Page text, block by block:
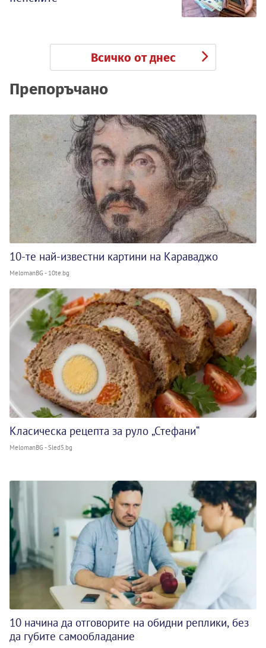
Всичко от днес
Препоръчано
10-те най-известни картини на Караваджо
MelomanBG - 10te.bg
Класическа рецепта за руло „Стефани“
MelomanBG - Sled5.bg
10 начина да отговорите на обидни реплики, без
да губите самообладание